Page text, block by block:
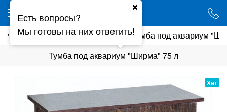
Прямоугольные тумбы
Тумба под аквариум
Тумба под аквариум "Ширма" 75 л
Хит
Есть вопросы?
Мы готовы на них ответить!
Ваш город - Минск,
угадали?
ДА НЕТ